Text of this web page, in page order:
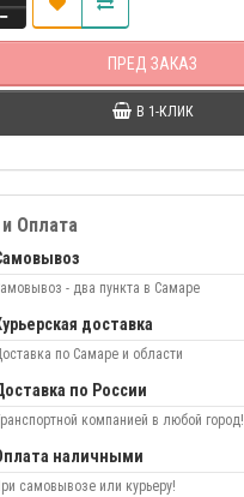
ПРЕД ЗАКАЗ
В 1-КЛИК
Оплата
- два пункта в Самаре
доставка
по Самаре и области
по России
компанией в любой город!
наличными
самовывозе или курьеру!